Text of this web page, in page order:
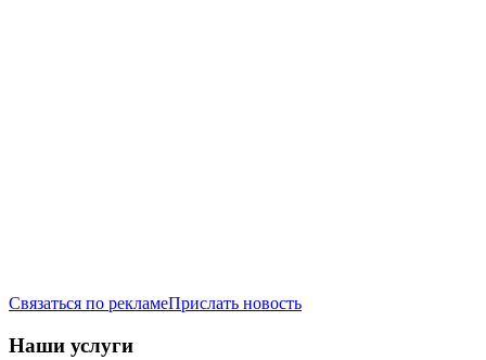
Связаться по рекламеПрислать новость
Наши услуги